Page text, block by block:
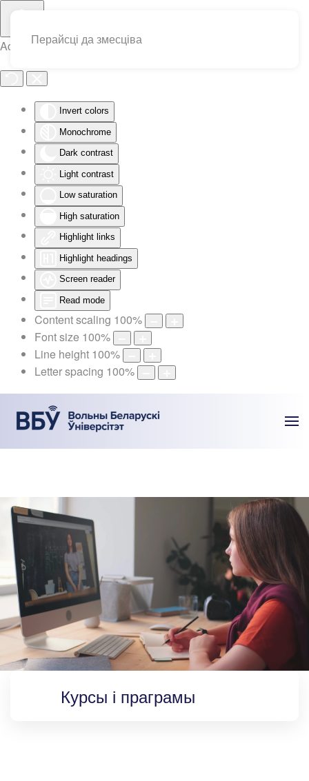
Accessibility Tools
Invert colors
Monochrome
Dark contrast
Light contrast
Low saturation
High saturation
Highlight links
Highlight headings
Screen reader
Read mode
Content scaling 100%
Font size 100%
Line height 100%
Letter spacing 100%
Перайсці да змесціва
Курсы і праграмы